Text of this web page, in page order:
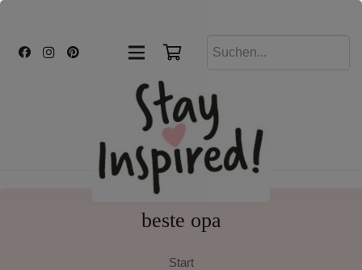
beste opa
Start